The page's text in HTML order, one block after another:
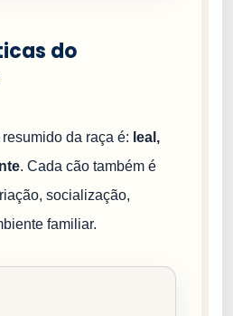
do
da raça é: leal,
. Cada cão também é
socialização,
familiar.